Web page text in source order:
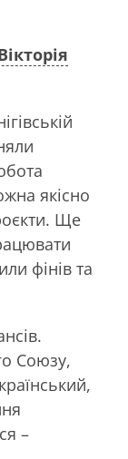
якісно
Ще
фінів та
Союзу,
–